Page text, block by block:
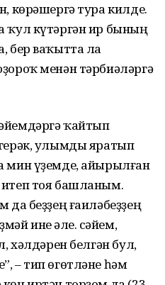
көрәшергә тура килде.
ҡул күтәргән ир бының
бер ваҡытта ла
менән тәрбиәләргә
ҡайтып
улымды яратып
мин үҙемде, айырылған
тоя башланым.
беҙҙең ғаиләбеҙҙең
ине әле. Әсәйем,
хәлдәрен белгән бул,
– тип өгөтләне һәм